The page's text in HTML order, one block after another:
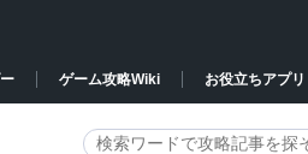
ゲーム攻略Wiki お役立ちアプリ